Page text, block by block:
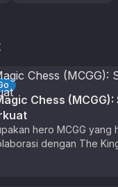
Chess
hero MCGG yang
dengan The